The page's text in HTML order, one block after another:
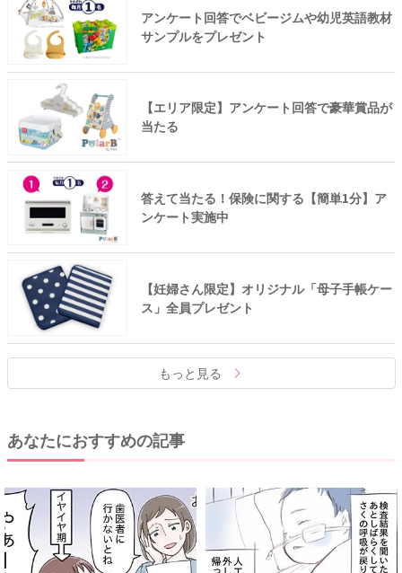
アンケート回答でベビージムや幼児英語教材
サンプルをプレゼント
【エリア限定】アンケート回答で豪華賞品が
当たる
答えて当たる！保険に関する【簡単1分】ア
ンケート実施中
【妊婦さん限定】オリジナル「母子手帳ケー
ス」全員プレゼント
もっと見る
あなたにおすすめの記事